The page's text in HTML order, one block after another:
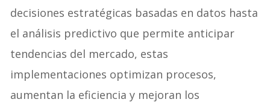
decisiones estratégicas basadas en datos hasta
el análisis predictivo que permite anticipar
tendencias del mercado, estas
implementaciones optimizan procesos,
aumentan la eficiencia y mejoran los